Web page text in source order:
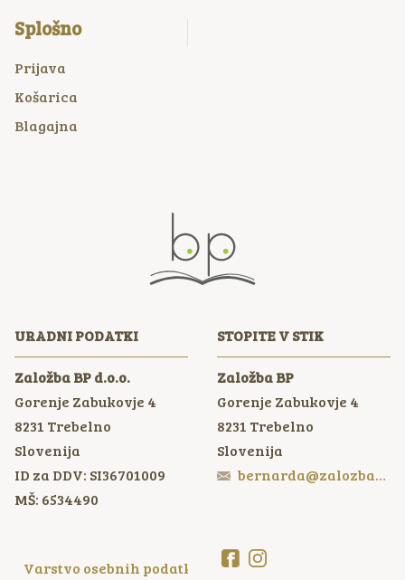
Splošno
Prijava
Košarica
Blagajna
URADNI PODATKI
Založba BP d.o.o.
Gorenje Zabukovje 4
8231 Trebelno
Slovenija
ID za DDV: SI36701009
MŠ: 6534490
STOPITE V STIK
Založba BP
Gorenje Zabukovje 4
8231 Trebelno
Slovenija
bernarda@zalozbabp.si
Varstvo osebnih podatkov